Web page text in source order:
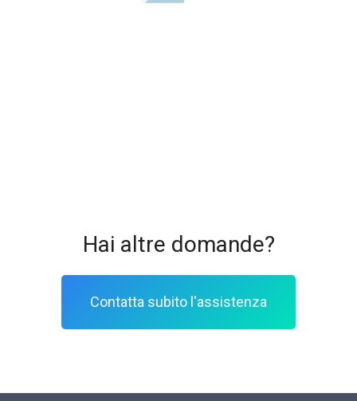
Hai altre domande?
Contatta subito l'assistenza